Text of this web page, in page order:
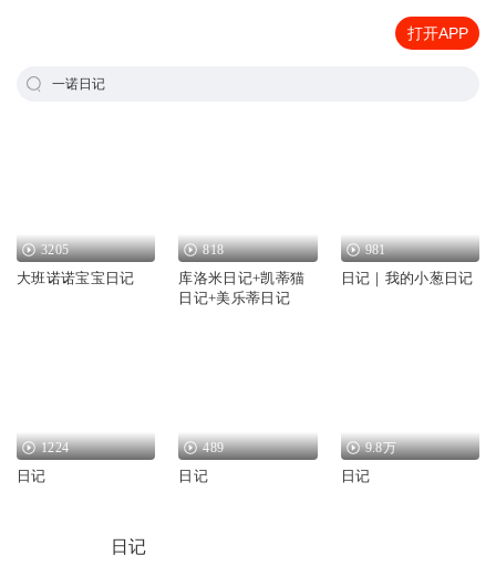
打开APP
一诺日记
3205
大班诺诺宝宝日记
818
库洛米日记+凯蒂猫
日记+美乐蒂日记
981
日记｜我的小葱日记
1224
日记
489
日记
9.8万
日记
日记